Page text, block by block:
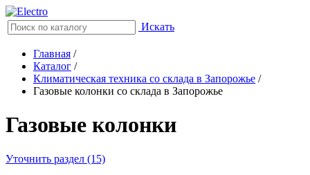
Искать
Главная /
Каталог /
Климатическая техника со склада в Запорожье /
Газовые колонки со склада в Запорожье
Газовые колонки
Уточнить раздел (15)